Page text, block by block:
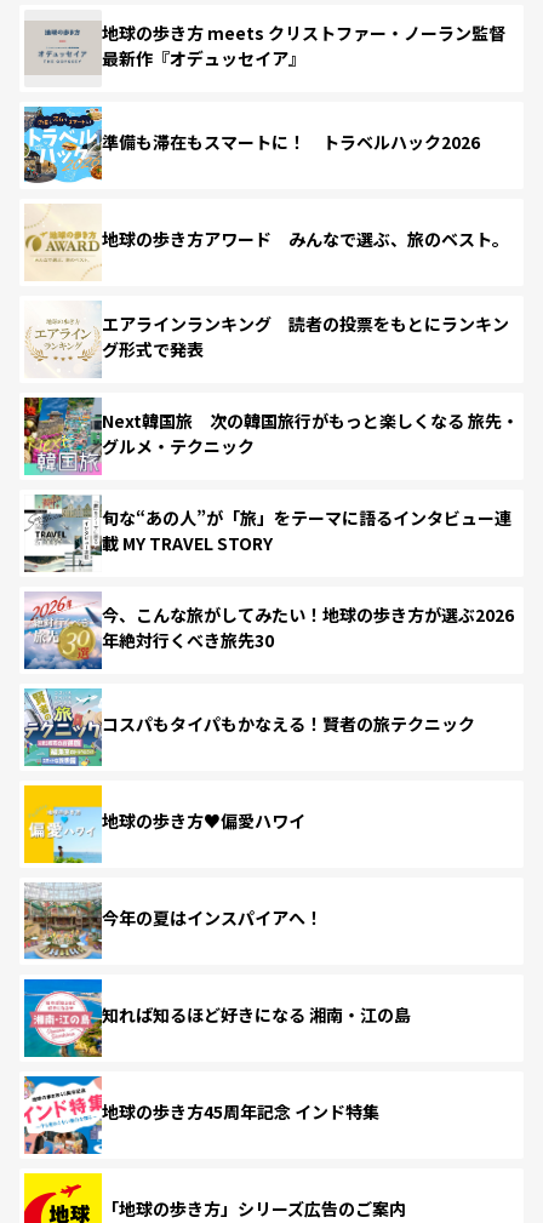
地球の歩き方 meets クリストファー・ノーラン監督
最新作『オデュッセイア』
準備も滞在もスマートに！ トラベルハック2026
地球の歩き方アワード みんなで選ぶ、旅のベスト。
エアラインランキング 読者の投票をもとにランキン
グ形式で発表
Next韓国旅 次の韓国旅行がもっと楽しくなる 旅先・
グルメ・テクニック
旬な“あの人”が「旅」をテーマに語るインタビュー連
載 MY TRAVEL STORY
今、こんな旅がしてみたい！地球の歩き方が選ぶ2026
年絶対行くべき旅先30
コスパもタイパもかなえる！賢者の旅テクニック
地球の歩き方♥偏愛ハワイ
今年の夏はインスパイアへ！
知れば知るほど好きになる 湘南・江の島
地球の歩き方45周年記念 インド特集
「地球の歩き方」シリーズ広告のご案内